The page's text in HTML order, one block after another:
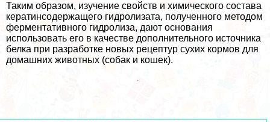
Таким образом, изучение свойств и химического состава
кератинсодержащего гидролизата, полученного методом
ферментативного гидролиза, дают основания
использовать его в качестве дополнительного источника
белка при разработке новых рецептур сухих кормов для
домашних животных (собак и кошек).